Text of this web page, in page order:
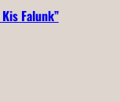
Falunk”